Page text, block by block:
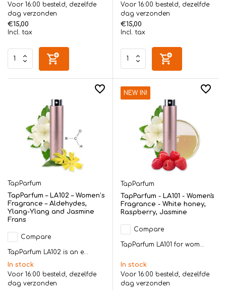
Voor 16:00 besteld, dezelfde
dag verzonden
€15,00
Incl. tax
Voor 16:00 besteld, dezelfde
dag verzonden
€15,00
Incl. tax
TapParfum
TapParfum – LA102 – Women’s
Fragrance – Aldehydes,
Ylang-Ylang and Jasmine
Frans
Compare
TapParfum LA102 is an e...
In stock
Voor 16:00 besteld, dezelfde
dag verzonden
NEW IN!
TapParfum
TapParfum - LA101 - Women's
Fragrance - White honey,
Raspberry, Jasmine
Compare
TapParfum LA101 for wom...
In stock
Voor 16:00 besteld, dezelfde
dag verzonden